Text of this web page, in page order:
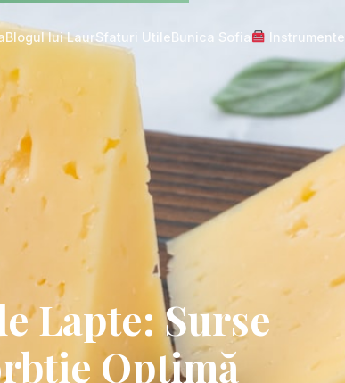
Blogul lui LaurSfaturi UtileBunica Sofia Instrumente
Lapte: Surse
Optimă